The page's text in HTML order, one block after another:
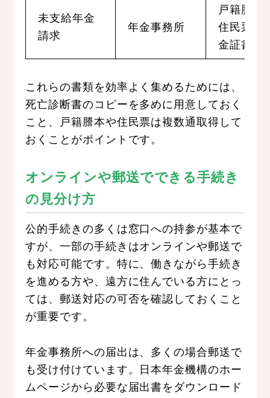
未支給年金
請求
年金事務所
戸籍謄本
住民票、
金証書
これらの書類を効率よく集めるためには、
死亡診断書のコピーを多めに用意しておく
こと、戸籍謄本や住民票は複数通取得して
おくことがポイントです。
オンラインや郵送でできる手続き
の見分け方
公的手続きの多くは窓口への持参が基本で
すが、一部の手続きはオンラインや郵送で
も対応可能です。特に、働きながら手続き
を進める方や、遠方に住んでいる方にとっ
ては、郵送対応の可否を確認しておくこと
が重要です。
年金事務所への届出は、多くの場合郵送で
も受け付けています。日本年金機構のホー
ムページから必要な届出書をダウンロード